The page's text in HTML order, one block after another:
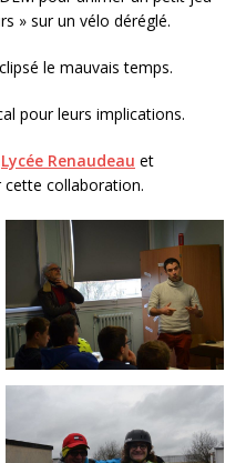
» sur un vélo déréglé.
le mauvais temps.
pour leurs implications.
Lycée Renaudeau et
cette collaboration.